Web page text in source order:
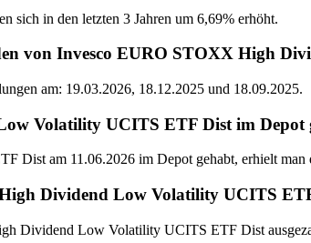
sich in den letzten 3 Jahren um 6,69% erhöht.
von Invesco EURO STOXX High
am: 19.03.2026, 18.12.2025 und 18.09.2025.
Volatility UCITS ETF Dist im Depot
am 11.06.2026 im Depot gehabt, erhielt man
Dividend Low Volatility UCITS
Dividend Low Volatility UCITS ETF Dist